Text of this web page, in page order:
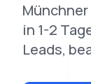
in 1-2
Leads,